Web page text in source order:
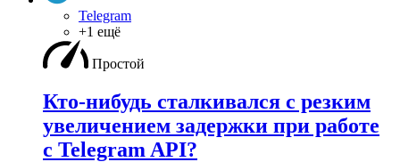
Telegram
+1 ещё
Простой
Кто-нибудь сталкивался с резким
увеличением задержки при работе
с Telegram API?